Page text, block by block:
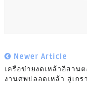
Newer Article
เครือข่ายงดเหล้าอีสาน
งานศพปลอดเหล้า สู่เก